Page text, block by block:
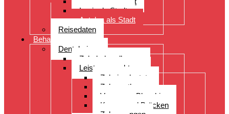
Izmir als Stadt
Antalya als Stadt
Reisedaten
Behandlungen
Dentalreisen
Zahnbehandlungen
Leistungsspektrum
Zahnimplantate
Zahnprothesen
Veneers – Bleaching
Kronen und Brücken